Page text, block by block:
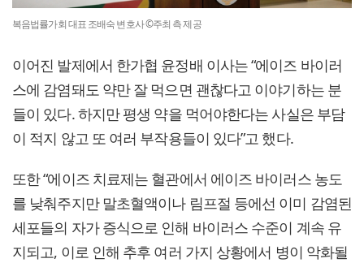
복음법률가회 대표 조배숙 변호사 ©주최 측 제공
이어진 발제에서 한가협 윤정배 이사는 “에이즈 바이러
스에 감염돼도 약만 잘 먹으면 괜찮다고 이야기하는 분
들이 있다. 하지만 평생 약을 먹어야한다는 사실은 부담
이 적지 않고 또 여러 부작용들이 있다”고 했다.
또한 “에이즈 치료제는 혈관에서 에이즈 바이러스 농도
를 낮춰주지만 말초혈액이나 림프절 등에선 이미 감염된
세포들의 자가 증식으로 인해 바이러스 수준이 계속 유
지되고, 이로 인해 추후 여러 가지 상황에서 병이 악화될